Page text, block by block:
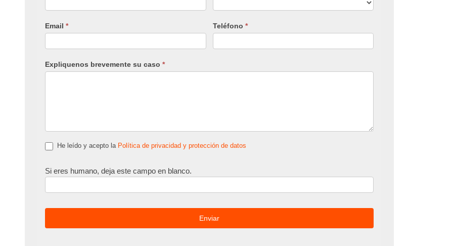
Email * Teléfono *
Expliquenos brevemente su caso *
He leído y acepto la Política de privacidad y protección de datos
Si eres humano, deja este campo en blanco.